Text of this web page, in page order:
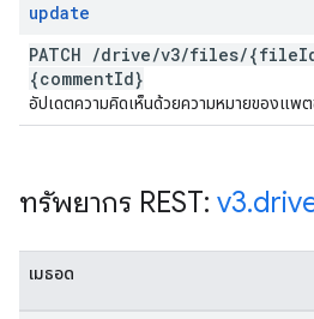
update
PATCH /drive/v3/files/{file
{commentId}
อัปเดตความคิดเห็นด้วยความหมายของแพ
ทรัพยากร REST: v3.
เมธอด